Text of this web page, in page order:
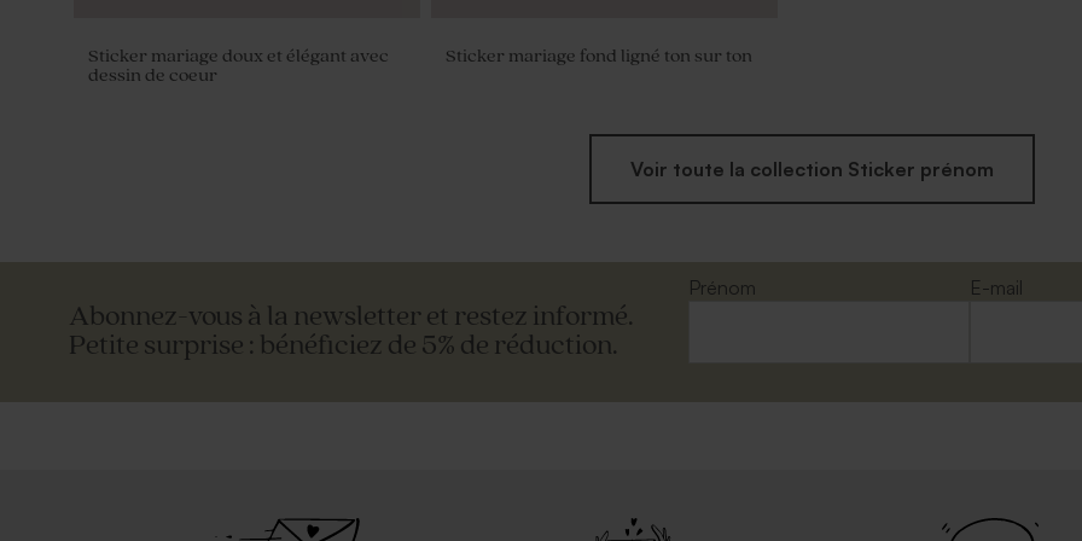
Sticker mariage doux et élégant avec
dessin de coeur
Sticker mariage fond ligné ton sur ton
Voir toute la collection Sticker prénom
Abonnez-vous à la newsletter et restez informé.
Petite surprise : bénéficiez de 5% de réduction.
Prénom
E-mail